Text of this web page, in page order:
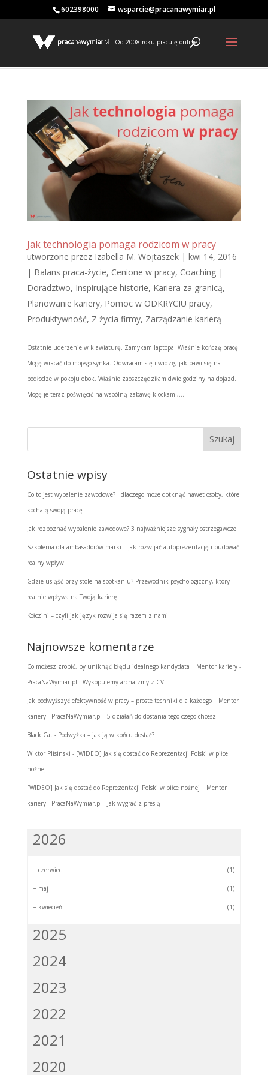
602398000 wsparcie@pracanawymiar.pl
Od 2008 roku pracuję online
Jak technologia pomaga rodzicom w pracy
utworzone przez Izabella M. Wojtaszek| kwi 14, 2016
| Balans praca-życie, Cenione w pracy, Coaching |
Doradztwo, Inspirujące historie, Kariera za granicą,
Planowanie kariery, Pomoc w ODKRYCIU pracy,
Produktywność, Z życia firmy, Zarządzanie karierą
Ostatnie uderzenie w klawiaturę. Zamykam laptopa. Właśnie kończę pracę.
Mogę wracać do mojego synka. Odwracam się i widzę, jak bawi się na
podłodze w pokoju obok. Właśnie zaoszczędziłam dwie godziny na dojazd.
Mogę je teraz poświęcić na wspólną zabawę klockami,...
Ostatnie wpisy
Co to jest wypalenie zawodowe? I dlaczego może dotknąć nawet osoby, które
kochają swoją pracę
Jak rozpoznać wypalenie zawodowe? 3 najważniejsze sygnały ostrzegawcze
Szkolenia dla ambasadorów marki – jak rozwijać autoprezentację i budować
realny wpływ
Gdzie usiąść przy stole na spotkaniu? Przewodnik psychologiczny, który
realnie wpływa na Twoją karierę
Kołczini – czyli jak język rozwija się razem z nami
Najnowsze komentarze
Co możesz zrobić, by uniknąć błędu idealnego kandydata | Mentor kariery -
PracaNaWymiar.pl - Wykopujemy archaizmy z CV
Jak podwyższyć efektywność w pracy – proste techniki dla każdego | Mentor
kariery - PracaNaWymiar.pl - 5 działań do dostania tego czego chcesz
Black Cat- Podwyżka – jak ją w końcu dostać?
Wiktor Plisinski - [WIDEO] Jak się dostać do Reprezentacji Polski w piłce
nożnej
[WIDEO] Jak się dostać do Reprezentacji Polski w piłce nożnej | Mentor
kariery - PracaNaWymiar.pl - Jak wygrać z presją
2026
+ czerwiec (1)
+ maj (1)
+ kwiecień (1)
2025
2024
2023
2022
2021
2020